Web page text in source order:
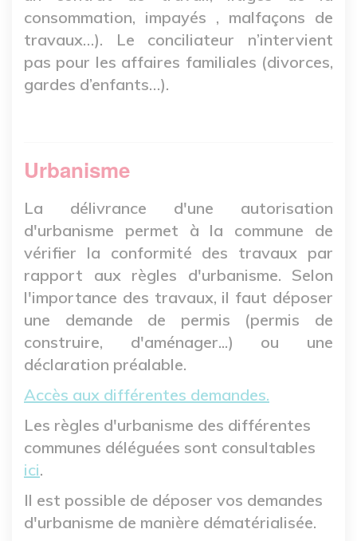
consommation, impayés , malfaçons de
travaux…). Le conciliateur n’intervient
pas pour les affaires familiales (divorces,
gardes d’enfants…).
Urbanisme
La délivrance d'une autorisation
d'urbanisme permet à la commune de
vérifier la conformité des travaux par
rapport aux règles d'urbanisme. Selon
l'importance des travaux, il faut déposer
une demande de permis (permis de
construire, d'aménager...) ou une
déclaration préalable.
Accès aux différentes demandes.
Les règles d'urbanisme des différentes
communes déléguées sont consultables
ici.
Il est possible de déposer vos demandes
d'urbanisme de manière dématérialisée.